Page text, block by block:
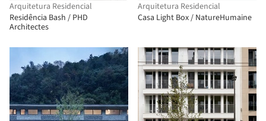
Arquitetura Residencial
Residência Bash / PHD
Architectes
Arquitetura Residencial
Casa Light Box / NatureHumaine